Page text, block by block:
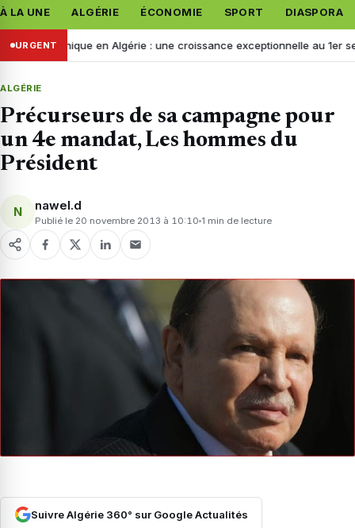
À LA UNE ALGÉRIE ÉCONOMIE SPORT DIASPORA
URGENT
électronique en Algérie : une croissance exceptionnelle au 1er
ALGÉRIE
Précurseurs de sa campagne pour
un 4e mandat, Les hommes du
Président
N nawel.d
Publié le 20 novembre 2013 à 10:10 1 min de lecture
Suivre Algérie 360° sur Google Actualités